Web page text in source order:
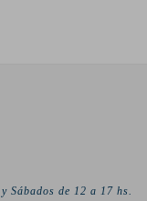
Sábados de 12 a 17 hs.